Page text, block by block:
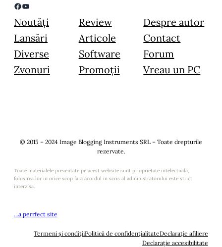
Facebook YouTube
Noutăți
Lansări
Diverse
Zvonuri
Review
Articole
Software
Promoții
Despre autor
Contact
Forum
Vreau un PC
© 2015 – 2024 Image Blogging Instruments SRL – Toate drepturile
rezervate.
Toate materialele prezentate pe acest website sunt prioprietate intelectuală,
folosirea lor in orice scop fara acordul in scris al administratorului este strict
interzisa.
…a perrfect site
Termeni și condițiiPolitică de confidențialitateDeclarație afiliere
Declarație accesibilitate